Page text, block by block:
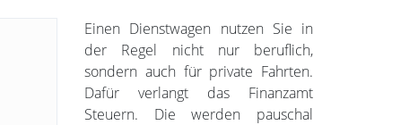
Einen Dienstwagen nutzen Sie in
der Regel nicht nur beruflich,
sondern auch für private Fahrten.
Dafür verlangt das Finanzamt
Steuern. Die werden pauschal